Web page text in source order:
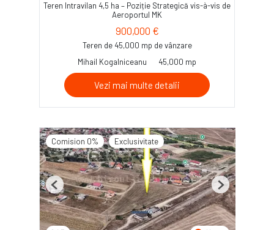
Teren Intravilan 4,5 ha – Poziție Strategică vis-à-vis de
Aeroportul MK
900,000 €
Teren de 45,000 mp de vânzare
Mihail Kogalniceanu
45,000 mp
Vezi mai multe detalii
Comision 0% Exclusivitate
Previous Next